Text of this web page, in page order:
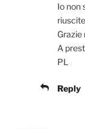
Io non
Grazie
A
PL
Reply